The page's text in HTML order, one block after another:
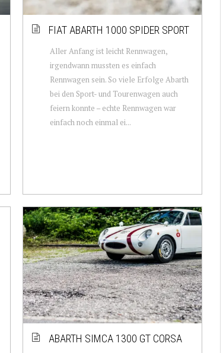
FIAT ABARTH 1000 SPIDER SPORT
Aller Anfang ist leicht Rennwagen,
irgendwann mussten es einfach
Rennwagen sein. So viele Erfolge Abarth
bei den Sport- und Tourenwagen auch
feiern konnte – echte Rennwagen war
einfach noch einmal ei...
ABARTH SIMCA 1300 GT CORSA